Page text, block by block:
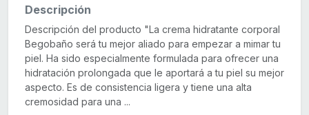
Descripción
Descripción del producto "La crema hidratante corporal
Begobaño será tu mejor aliado para empezar a mimar tu
piel. Ha sido especialmente formulada para ofrecer una
hidratación prolongada que le aportará a tu piel su mejor
aspecto. Es de consistencia ligera y tiene una alta
cremosidad para una ...